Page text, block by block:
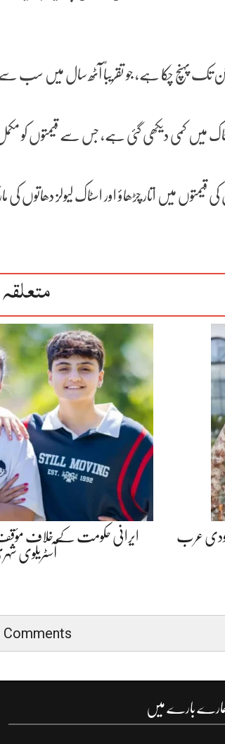
میں کمی دیکھی گئی ہے، جس سے قیمتوں کو
کی قیمتوں میں اتار چڑھاؤ اور اسٹاک لیولز
عرب
ایرانی حکومت کے خلاف مؤقف
آسٹریلوی
بارے میں